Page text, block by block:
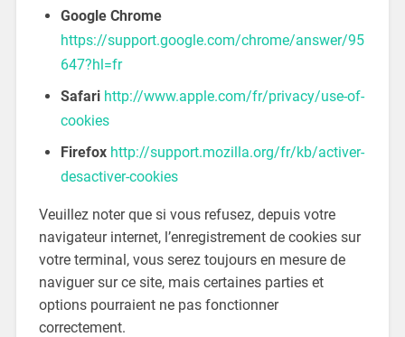
Google Chrome
https://support.google.com/chrome/answer/95
647?hl=fr
Safari http://www.apple.com/fr/privacy/use-of-
cookies
Firefox http://support.mozilla.org/fr/kb/activer-
desactiver-cookies
Veuillez noter que si vous refusez, depuis votre
navigateur internet, l’enregistrement de cookies sur
votre terminal, vous serez toujours en mesure de
naviguer sur ce site, mais certaines parties et
options pourraient ne pas fonctionner
correctement.